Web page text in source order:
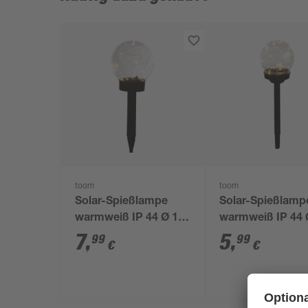
toom
Solar-Spießlampe
warmweiß IP 44 Ø 15
x 44 cm
7,99 €
toom
Solar-
warmweiß IP 44
x 39 cm
5,99 €